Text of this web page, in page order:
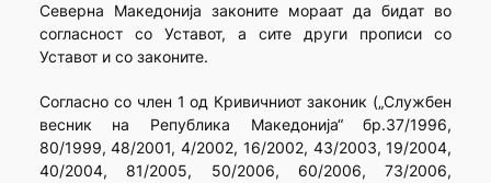
Северна Македонија законите мораат да бидат во
согласност со Уставот, а сите други прописи со
Уставот и со законите.
Согласно со член 1 од Кривичниот законик („Службен
весник на Република Македонија“ бр.37/1996,
80/1999, 48/2001, 4/2002, 16/2002, 43/2003, 19/2004,
40/2004, 81/2005, 50/2006, 60/2006, 73/2006,